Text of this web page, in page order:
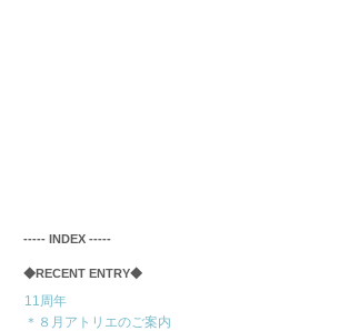
‐‐‐‐‐ INDEX ‐‐‐‐‐
◆RECENT ENTRY◆
11周年
＊８月アトリエのご案内